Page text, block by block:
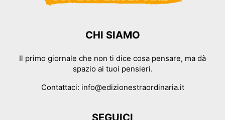
CHI SIAMO
Il primo giornale che non ti dice cosa pensare, ma dà
spazio ai tuoi pensieri.
Contattaci: info@edizionestraordinaria.it
SEGUICI